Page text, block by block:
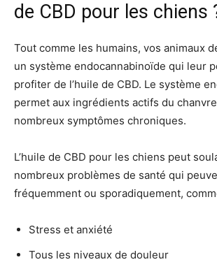
de CBD pour les chiens
Tout comme les humains, vos animaux
un système endocannabinoïde qui leur
profiter de l’huile de CBD. Le système
permet aux ingrédients actifs du
nombreux symptômes chroniques.
L’huile de CBD pour les chiens peut
nombreux problèmes de santé qui
fréquemment ou sporadiquement,
Stress et anxiété
Tous les niveaux de douleur